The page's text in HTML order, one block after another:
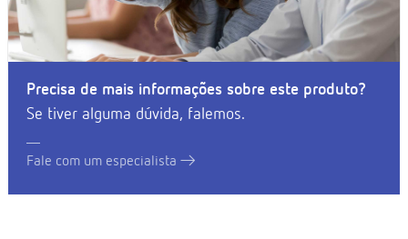
Precisa de mais informações sobre este produto?
Se tiver alguma dúvida, falemos.
Fale com um especialista